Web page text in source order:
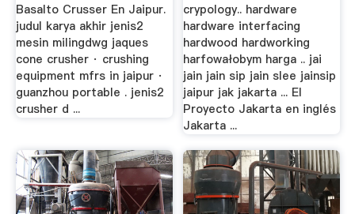
Basalto Crusser En Jaipur.
judul karya akhir jenis2
mesin milingdwg jaques
cone crusher · crushing
equipment mfrs in jaipur ·
guanzhou portable . jenis2
crusher d ...
crypology.. hardware
hardware interfacing
hardwood hardworking
harfowałobym harga .. jai
jain jain sip jain slee jainsip
jaipur jak jakarta ... El
Proyecto Jakarta en inglés
Jakarta ...